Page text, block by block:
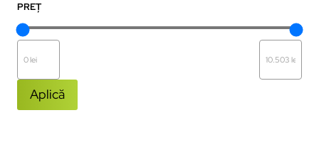
PREȚ
Aplică